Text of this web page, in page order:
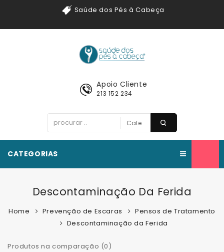
Saúde dos Pés à Cabeça
Apoio Cliente
213 152 234
CATEGORIAS
Descontaminação Da Ferida
Home Prevenção de Escaras
Pensos de Tratamento
Descontaminação da Ferida
Produtos na comparação (0)